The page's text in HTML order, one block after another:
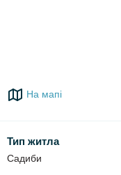
Напівлюкс - 350 грн/
Можливі додаткові
На мапі
Тип житла
Садиби